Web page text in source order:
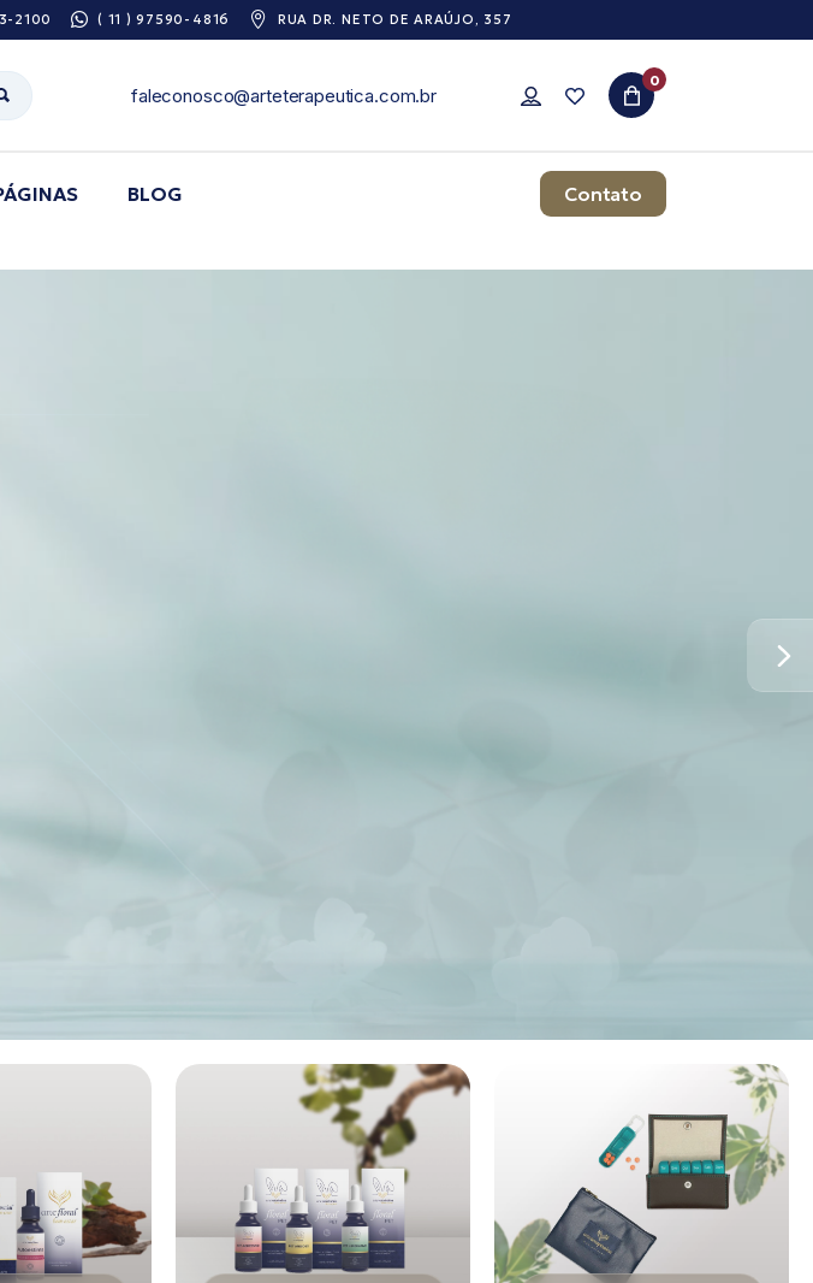
2100 ( 11 ) 97590-4816 RUA DR. NETO DE ARAÚJO, 357
faleconosco@arteterapeutica.com.br
0
BLOG Contato